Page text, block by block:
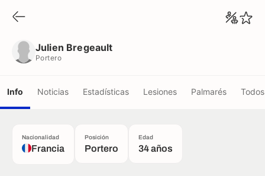
Julien Bregeault
Portero
Info Noticias Estadísticas Lesiones Palmarés
Nacionalidad
Francia
Posición
Portero
Edad
34 años